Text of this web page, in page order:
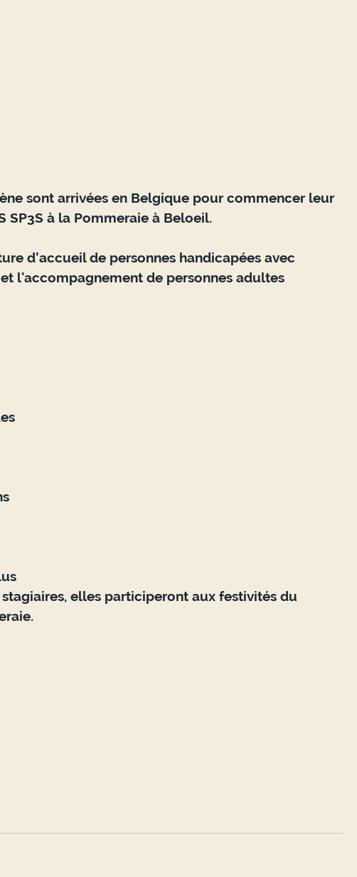
sont arrivées en Belgique pour commencer leur
SP3S à la Pommeraie à Beloeil.
d’accueil de personnes handicapées avec
l'accompagnement de personnes adultes
elles participeront aux festivités du